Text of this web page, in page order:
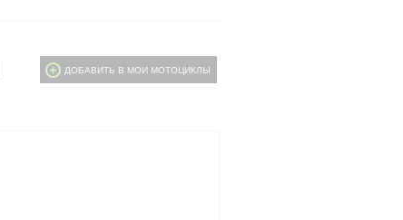
ДОБАВИТЬ В МОИ МОТОЦИКЛЫ